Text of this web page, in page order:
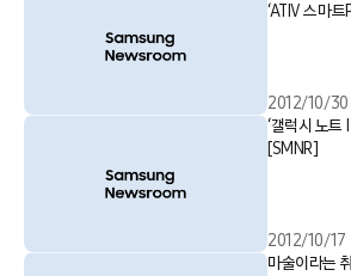
‘ATIV 스마트
2012/10/30
‘갤럭시 노트
[SMNR]
2012/10/17
마술이라는